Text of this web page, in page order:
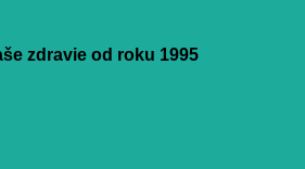
zdravie od roku 1995